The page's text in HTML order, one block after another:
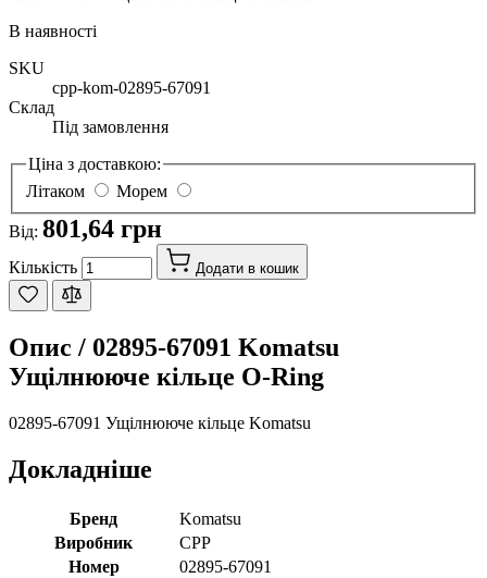
В наявності
SKU
cpp-kom-02895-67091
Склад
Під замовлення
Ціна з доставкою:
Літаком
Морем
Від: 801,64 грн
Кількість Додати в кошик
Опис / 02895-67091 Komatsu
Ущілнююче кільце O-Ring
02895-67091 Ущілнююче кільце Komatsu
Докладніше
Бренд
Komatsu
Виробник
CPP
Номер
02895-67091